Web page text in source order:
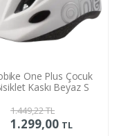
One Plus Çocuk
Kaskı Beyaz S
1.449,22TL
1.299,00 TL